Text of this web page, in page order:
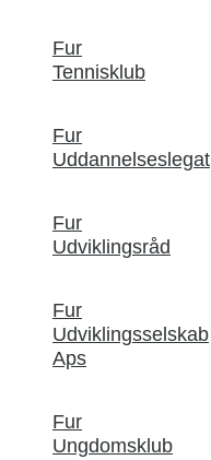
Fur
Tennisklub
Fur
Uddannelseslegat
Fur
Udviklingsråd
Fur
Udviklingsselskab
Aps
Fur
Ungdomsklub